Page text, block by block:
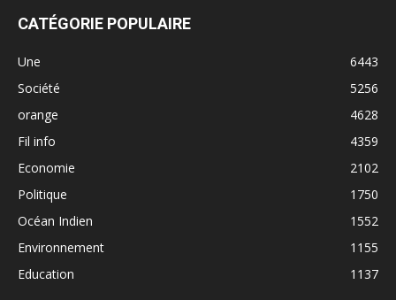
CATÉGORIE POPULAIRE
Une
6443
Société
5256
orange
4628
Fil info
4359
Economie
2102
Politique
1750
Océan Indien
1552
Environnement
1155
Education
1137